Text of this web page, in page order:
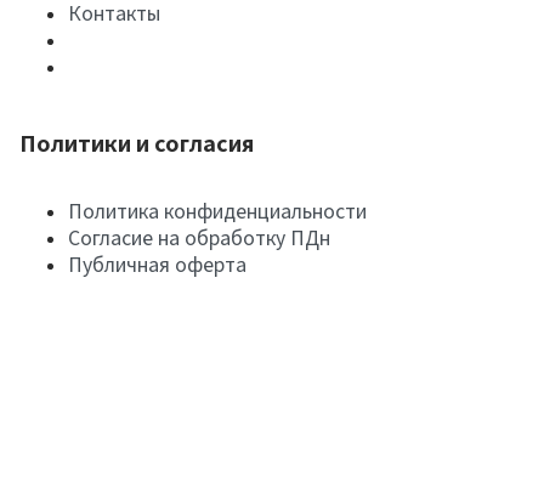
Контакты
Политики и согласия
Политика конфиденциальности
Согласие на обработку ПДн
Публичная оферта